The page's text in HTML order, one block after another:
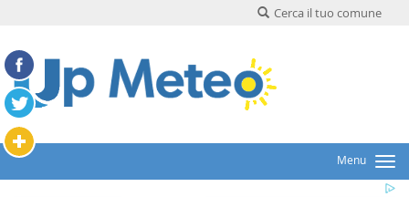
Cerca il tuo comune
Menu